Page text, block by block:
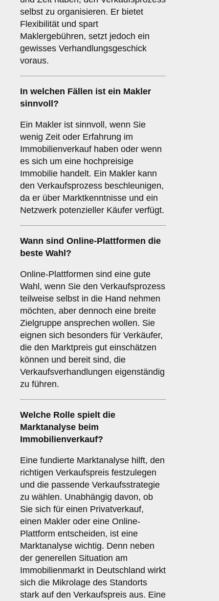
selbst zu organisieren. Er bietet
Flexibilität und spart
Maklergebühren, setzt jedoch ein
gewisses Verhandlungsgeschick
voraus.
In welchen Fällen ist ein Makler
sinnvoll?
Ein Makler ist sinnvoll, wenn Sie
wenig Zeit oder Erfahrung im
Immobilienverkauf haben oder wenn
es sich um eine hochpreisige
Immobilie handelt. Ein Makler kann
den Verkaufsprozess beschleunigen,
da er über Marktkenntnisse und ein
Netzwerk potenzieller Käufer verfügt.
Wann sind Online-Plattformen die
beste Wahl?
Online-Plattformen sind eine gute
Wahl, wenn Sie den Verkaufsprozess
teilweise selbst in die Hand nehmen
möchten, aber dennoch eine breite
Zielgruppe ansprechen wollen. Sie
eignen sich besonders für Verkäufer,
die den Marktpreis gut einschätzen
können und bereit sind, die
Verkaufsverhandlungen eigenständig
zu führen.
Welche Rolle spielt die
Marktanalyse beim
Immobilienverkauf?
Eine fundierte Marktanalyse hilft, den
richtigen Verkaufspreis festzulegen
und die passende Verkaufsstrategie
zu wählen. Unabhängig davon, ob
Sie sich für einen Privatverkauf,
einen Makler oder eine Online-
Plattform entscheiden, ist eine
Marktanalyse wichtig. Denn neben
der generellen Situation am
Immobilienmarkt in Deutschland wirkt
sich die Mikrolage des Standorts
stark auf den Verkaufspreis aus. Eine